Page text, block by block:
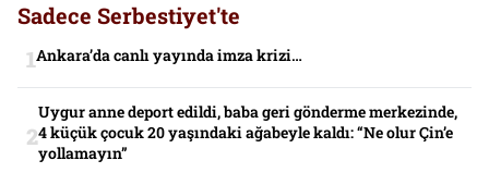
Sadece Serbestiyet'te
Ankara’da canlı yayında imza krizi…
Uygur anne deport edildi, baba geri gönderme merkezinde,
4 küçük çocuk 20 yaşındaki ağabeyle kaldı: “Ne olur Çin’e
yollamayın”